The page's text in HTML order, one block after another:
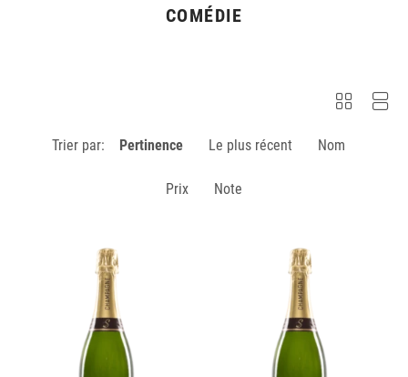
COMÉDIE
Trier par: Pertinence Le plus récent Nom
Prix Note